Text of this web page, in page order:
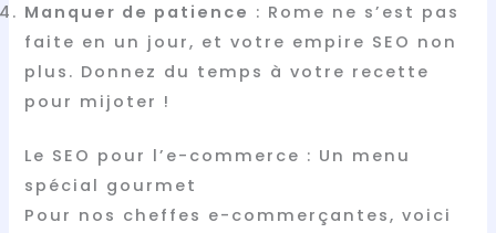
Manquer de patience : Rome ne s’est pas
faite en un jour, et votre empire SEO non
plus. Donnez du temps à votre recette
pour mijoter !
Le SEO pour l’e-commerce : Un menu
spécial gourmet
Pour nos cheffes e-commerçantes, voici